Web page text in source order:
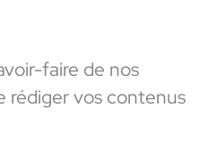
faire de nos
rédiger vos contenus